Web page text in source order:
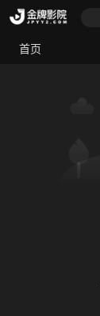
首页